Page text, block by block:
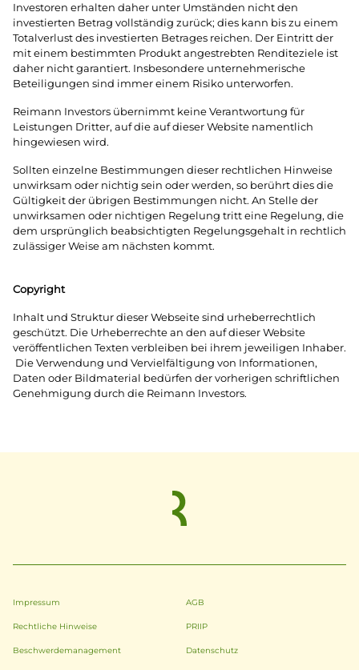
Investoren erhalten daher unter Umständen nicht den
investierten Betrag vollständig zurück; dies kann bis zu einem
Totalverlust des investierten Betrages reichen. Der Eintritt der
mit einem bestimmten Produkt angestrebten Renditeziele ist
daher nicht garantiert. Insbesondere unternehmerische
Beteiligungen sind immer einem Risiko unterworfen.
Reimann Investors übernimmt keine Verantwortung für
Leistungen Dritter, auf die auf dieser Website namentlich
hingewiesen wird.
Sollten einzelne Bestimmungen dieser rechtlichen Hinweise
unwirksam oder nichtig sein oder werden, so berührt dies die
Gültigkeit der übrigen Bestimmungen nicht. An Stelle der
unwirksamen oder nichtigen Regelung tritt eine Regelung, die
dem ursprünglich beabsichtigten Regelungsgehalt in rechtlich
zulässiger Weise am nächsten kommt.
Copyright
Inhalt und Struktur dieser Webseite sind urheberrechtlich
geschützt. Die Urheberrechte an den auf dieser Website
veröffentlichen Texten verbleiben bei ihrem jeweiligen Inhaber.
Die Verwendung und Vervielfältigung von Informationen,
Daten oder Bildmaterial bedürfen der vorherigen schriftlichen
Genehmigung durch die Reimann Investors.
Impressum AGB
Rechtliche Hinweise PRIIP
Beschwerdemanagement Datenschutz